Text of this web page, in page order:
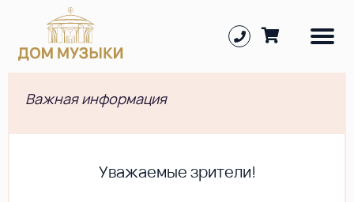
Важная информация
Уважаемые зрители!